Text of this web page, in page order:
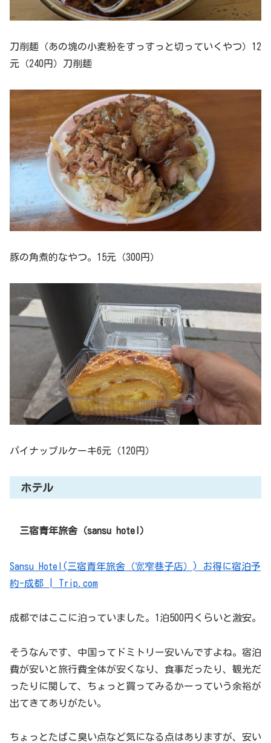
刀削麺（あの塊の小麦粉をすっすっと切っていくやつ）12
元（240円）刀削麺
豚の角煮的なやつ。15元（300円）
パイナップルケーキ6元（120円）
ホテル
三宿青年旅舍（sansu hotel）
Sansu Hotel(三宿青年旅舍（宽窄巷子店）) お得に宿泊予
約-成都 | Trip.com
成都ではここに泊っていました。1泊500円くらいと激安。
そうなんです、中国ってドミトリー安いんですよね。宿泊
費が安いと旅行費全体が安くなり、食事だったり、観光だ
ったりに関して、ちょっと買ってみるかーっていう余裕が
出てきてありがたい。
ちょっとたばこ臭い点など気になる点はありますが、安い